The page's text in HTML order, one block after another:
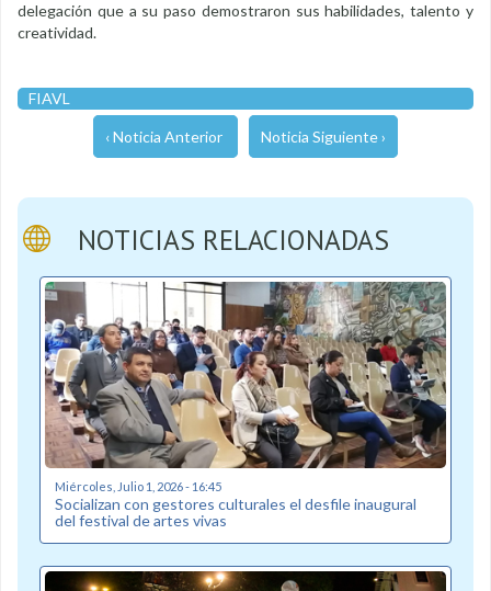
delegación que a su paso demostraron sus habilidades, talento y
creatividad.
FIAVL
‹ Noticia Anterior Noticia Siguiente ›
NOTICIAS RELACIONADAS
Miércoles, Julio 1, 2026 - 16:45
Socializan con gestores culturales el desfile inaugural
del festival de artes vivas